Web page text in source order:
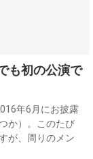
も初の公演で
年6月にお披露
か）。このたび
が、周りのメン